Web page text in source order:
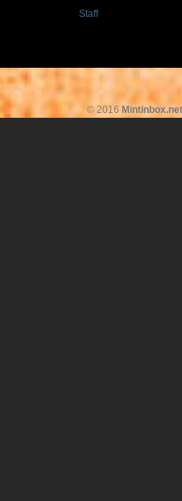
Staff
© 2016 Mintinbox.net